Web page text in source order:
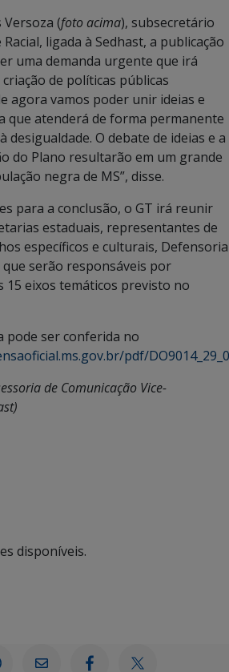
Versoza (foto acima), subsecretário
ligada à Sedhast, a publicação
uma demanda urgente que irá
de políticas públicas
agora vamos poder unir ideias e
que atenderá de forma permanente
desigualdade. O debate de ideias e a
do Plano resultarão em um grande
negra de MS”, disse.
para a conclusão, o GT irá reunir
estaduais, representantes de
específicos e culturais, Defensoria
serão responsáveis por
eixos temáticos previsto no
pode ser conferida no
pdf/
de Comunicação Vice-
disponíveis.